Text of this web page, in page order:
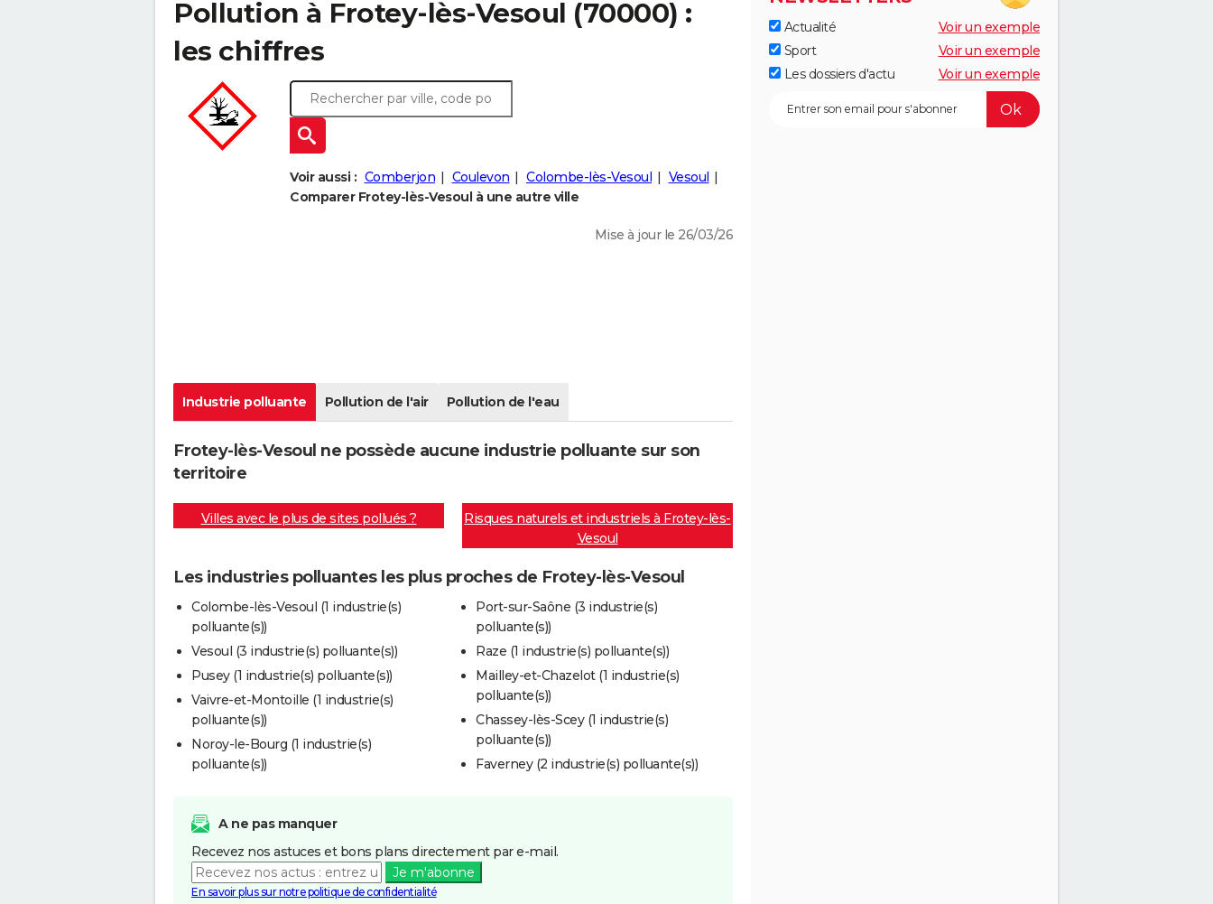
Pollution à Frotey-lès-Vesoul (70000) :
les chiffres
Voir aussi : Comberjon Coulevon Colombe-lès-Vesoul
Vesoul
Comparer Frotey-lès-Vesoul à une autre ville
Mise à jour le 26/03/26
Industrie polluante Pollution de l'air Pollution de l'eau
Frotey-lès-Vesoul ne possède aucune industrie polluante sur son
territoire
Villes avec le plus de sites pollués ?
Risques naturels et industriels à Frotey-lès-
Vesoul
Les industries polluantes les plus proches de Frotey-lès-Vesoul
Colombe-lès-Vesoul (1 industrie(s)
polluante(s))
Vesoul (3 industrie(s) polluante(s))
Pusey (1 industrie(s) polluante(s))
Vaivre-et-Montoille (1 industrie(s)
polluante(s))
Noroy-le-Bourg (1 industrie(s)
polluante(s))
Port-sur-Saône (3 industrie(s)
polluante(s))
Raze (1 industrie(s) polluante(s))
Mailley-et-Chazelot (1 industrie(s)
polluante(s))
Chassey-lès-Scey (1 industrie(s)
polluante(s))
Faverney (2 industrie(s) polluante(s))
A ne pas manquer
Recevez nos astuces et bons plans directement par e-mail.
Je m'abonne
En savoir plus sur notre politique de confidentialité
Actualité
Voir un exemple
Sport
Voir un exemple
Les dossiers d'actu
Voir un exemple